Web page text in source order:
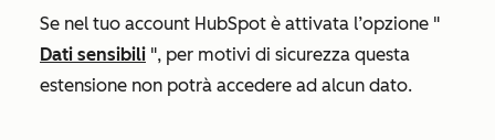
Se nel tuo account HubSpot è attivata l’opzione "
Dati sensibili ", per motivi di sicurezza questa
estensione non potrà accedere ad alcun dato.